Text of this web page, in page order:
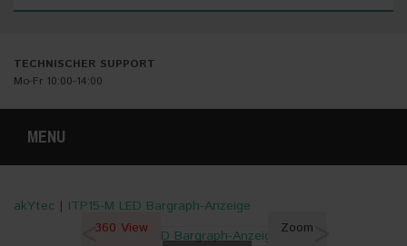
TECHNISCHER SUPPORT
Mo-Fr 10:00-14:00
MENU
akYtec | ITP15-M LED Bargraph-Anzeige
<360 View Zoom